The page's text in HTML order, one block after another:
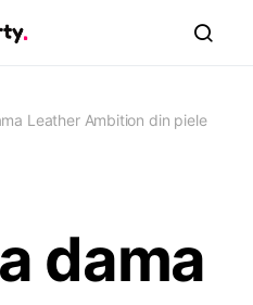
Leather Ambition din piele
dama